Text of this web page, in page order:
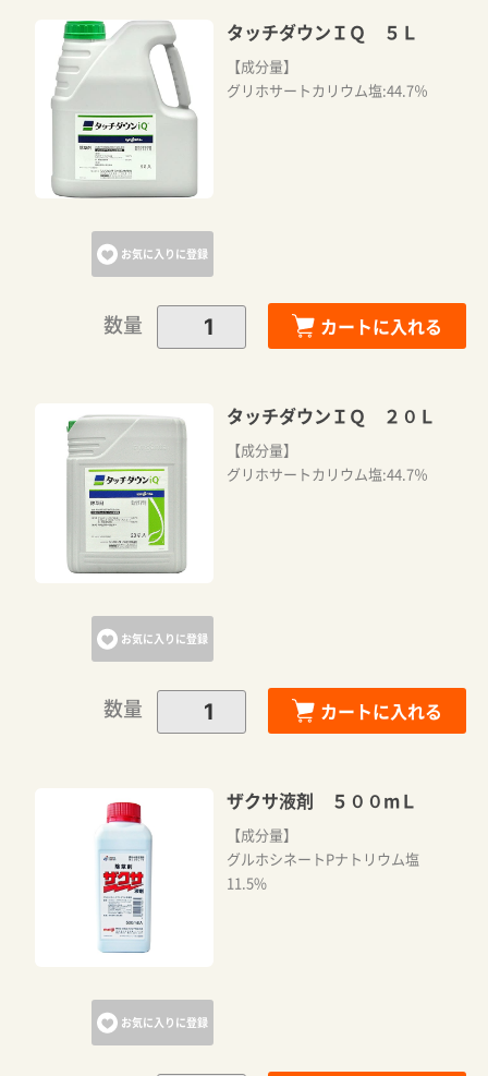
お気に入りに登録
タッチダウンＩＱ ５Ｌ
【成分量】
グリホサートカリウム塩:44.7％
数量 カートに入れる
お気に入りに登録
タッチダウンＩＱ ２０Ｌ
【成分量】
グリホサートカリウム塩:44.7％
数量 カートに入れる
お気に入りに登録
ザクサ液剤 ５００mＬ
【成分量】
グルホシネートPナトリウム塩
11.5%